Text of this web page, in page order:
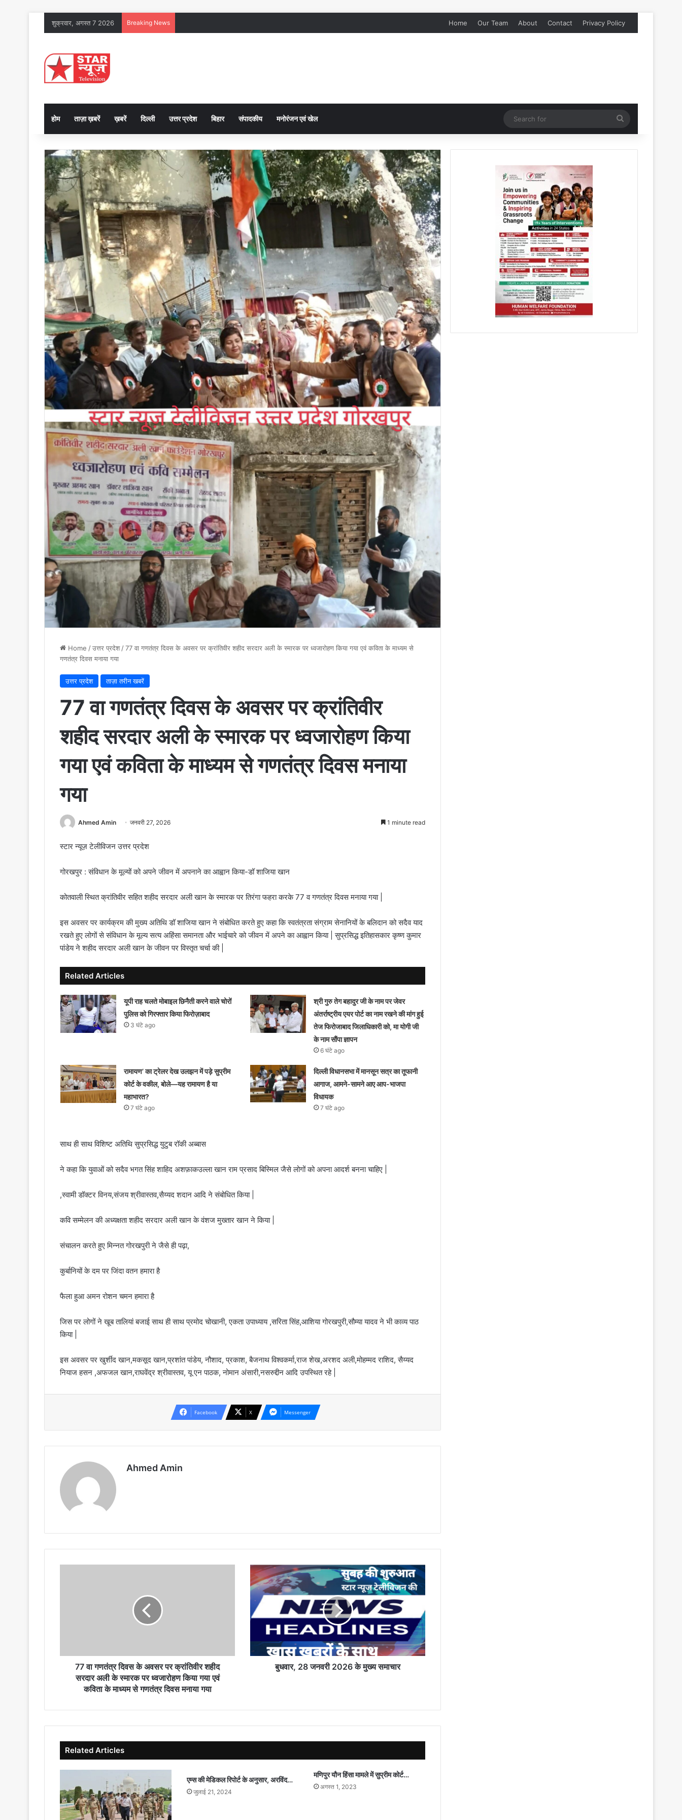
शुक्रवार, अगस्त 7 2026 Breaking News Home Our Team About Contact Privacy Policy
होम ताज़ा ख़बरें ख़बरें दिल्ली उत्तर प्रदेश बिहार संपादकीय मनोरंजन एवं खेल
for
Home /उत्तर प्रदेश/77 वा गणतंत्र दिवस के अवसर पर क्रांतिवीर शहीद सरदार अली के स्मारक पर ध्वजारोहण किया गया एवं कविता के माध्यम से
गणतंत्र दिवस मनाया गया
उत्तर प्रदेश ताज़ा तरीन खबरें
77 वा गणतंत्र दिवस के अवसर पर क्रांतिवीर
शहीद सरदार अली के स्मारक पर ध्वजारोहण किया
गया एवं कविता के माध्यम से गणतंत्र दिवस मनाया
गया
Ahmed Amin जनवरी 27, 2026 1 minute read
स्टार न्यूज़ टेलीविजन उत्तर प्रदेश
गोरखपुर : संविधान के मूल्यों को अपने जीवन में अपनाने का आह्वान किया-डॉ शाजिया खान
कोतवाली स्थित क्रांतिवीर सहित शहीद सरदार अली खान के स्मारक पर तिरंगा फहरा करके 77 व गणतंत्र दिवस मनाया गया |
इस अवसर पर कार्यक्रम की मुख्य अतिथि डॉ शाजिया खान ने संबोधित करते हुए कहा कि स्वतंत्रता संग्राम सेनानियों के बलिदान को सदैव याद
रखते हुए लोगों से संविधान के मूल्य सत्य अहिंसा समानता और भाईचारे को जीवन में अपने का आह्वान किया | सुप्रसिद्ध इतिहासकार कृष्ण कुमार
पांडेय ने शहीद सरदार अली खान के जीवन पर विस्तृत चर्चा की |
Related Articles
यूपी राह चलते मोबाइल छिनैती करने वाले चोरों
पुलिस को गिरफ्तार किया फिरोज़ाबाद
3 घंटे ago
श्री गुरु तेग बहादुर जी के नाम पर जेवर
अंतर्राष्ट्रीय एयर पोर्ट का नाम रखने की मांग हुई
तेज फिरोजाबाद जिलाधिकारी को, मा योगी जी
के नाम सौंपा ज्ञापन
6 घंटे ago
रामायण’ का ट्रेलर देख उलझन में पड़े सुप्रीम
कोर्ट के वकील, बोले—यह रामायण है या
महाभारत?
7 घंटे ago
दिल्ली विधानसभा में मानसून सत्र का तूफानी
आगाज, आमने-सामने आए आप-भाजपा
विधायक
7 घंटे ago
साथ ही साथ विशिष्ट अतिथि सुप्रसिद्ध युटुब रॉकी अब्बास
ने कहा कि युवाओं को सदैव भगत सिंह शाहिद अशफ़ाकउल्ला खान राम प्रसाद बिस्मिल जैसे लोगों को अपना आदर्श बनना चाहिए |
,स्वामी डॉक्टर विनय,संजय श्रीवास्तव,सैय्यद शदान आदि ने संबोधित किया |
कवि सम्मेलन की अध्यक्षता शहीद सरदार अली खान के वंशज मुख्तार खान ने किया |
संचालन करते हुए मिन्नत गोरखपुरी ने जैसे ही पढ़ा,
कुर्बानियों के दम पर जिंदा वतन हमारा है
फैला हुआ अमन रोशन चमन हमारा है
जिस पर लोगों ने खूब तालियां बजाई साथ ही साथ प्रमोद चोखानी, एकता उपाध्याय ,सरिता सिंह,आशिया गोरखपुरी,सौम्या यादव ने भी काव्य पाठ
किया |
इस अवसर पर खुर्शीद खान,मकसूद खान,प्रशांत पांडेय, नौशाद, प्रकाश, बैजनाथ विश्वकर्मा,राज शेख,अरशद अली,मोहम्मद राशिद, सैय्यद
नियाज हसन ,अफजल खान,राघवेंद्र श्रीवास्तव, यू एन पाठक, नोमान अंसारी,नसरुद्दीन आदि उपस्थित रहे |
Facebook X Messenger
Ahmed Amin
शहीद
किया
गया
कविता
के
से
गणतंत्र
दिवस
77 वा गणतंत्र दिवस के अवसर पर क्रांतिवीर शहीद
सरदार अली के स्मारक पर ध्वजारोहण किया गया एवं
कविता के माध्यम से गणतंत्र दिवस मनाया गया
बुधवार,
28
जनवरी
2026
के
मुख्य
समाचार
बुधवार, 28 जनवरी 2026 के मुख्य समाचार
Related Articles
एम्स की मेडिकल रिपोर्ट के अनुसार, अरविंद…
जुलाई 21, 2024
मणिपुर यौन हिंसा मामले में सुप्रीम कोर्ट…
अगस्त 1, 2023